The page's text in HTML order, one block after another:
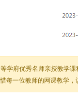
学府优秀名师亲授教学
每一位教师的网课教学，